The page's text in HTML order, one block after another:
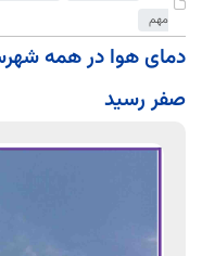
مهم
دمای هوا در همه
صفر رسید